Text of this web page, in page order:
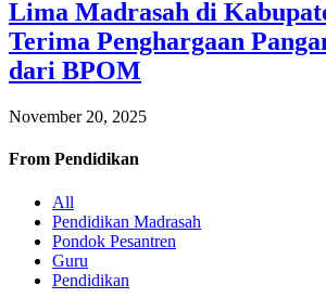
Lima Madrasah di
Terima Penghargaan
dari BPOM
November 20, 2025
From Pendidikan
All
Pendidikan Madrasah
Pondok Pesantren
Guru
Pendidikan